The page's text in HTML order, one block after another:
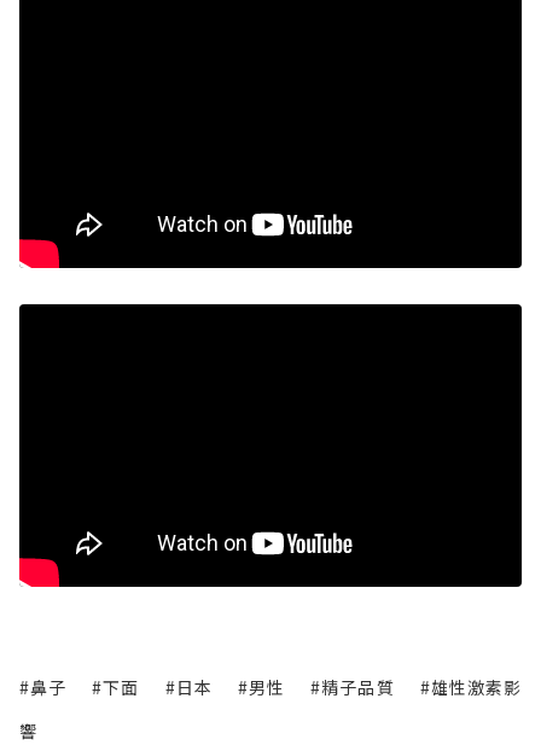
#鼻子 #下面 #日本 #男性 #精子品質
#雄性激素影
響